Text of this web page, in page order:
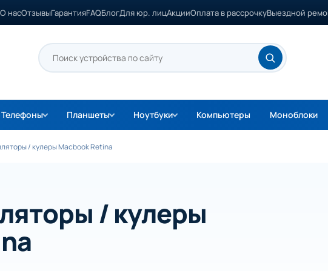
О насОтзывыГарантияFAQБлогДля юр. лицАкцииОплата в рассрочкуВыездной
Телефоны Планшеты Ноутбуки Компьютеры Моноблоки
/ кулеры Macbook Retina
/ кулеры